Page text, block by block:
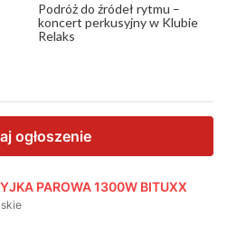
Podróż do źródeł rytmu –
koncert perkusyjny w Klubie
Relaks